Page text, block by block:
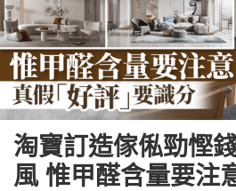
淘寶訂造傢俬勁慳
風 惟甲醛含量要注